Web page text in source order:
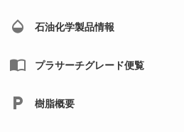
opacity 石油化学製品情報
import_contacts プラサーチグレード便覧
local_parking 樹脂概要